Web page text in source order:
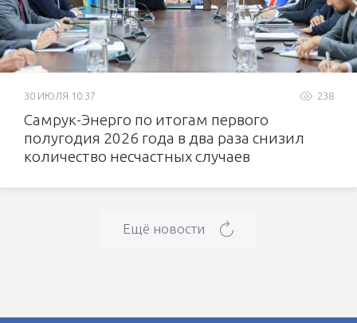
238
30 ИЮЛЯ 10:37
Самрук-Энерго по итогам первого
полугодия 2026 года в два раза снизил
количество несчастных случаев
Ещё новости